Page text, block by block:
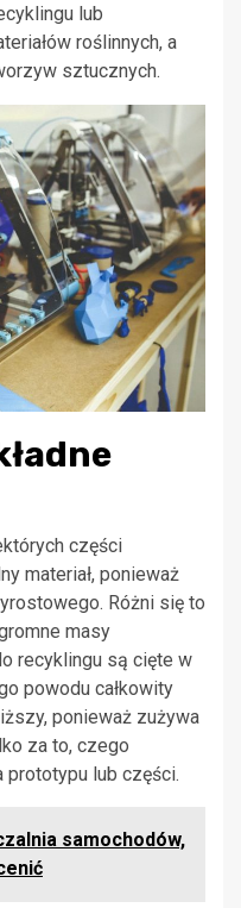
lub
roślinnych, a
sztucznych.
części
materiał, ponieważ
Różni się to
masy
recyklingu są cięte w
powodu całkowity
ponieważ zużywa
za to, czego
lub części.
samochodów,